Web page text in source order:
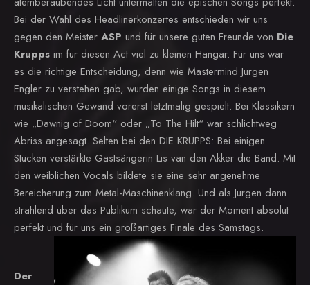
Bei der Wahl des Headlinerkonzertes entschieden wir uns
gegen den Meister ASP und für unsere guten Freunde von Die
Krupps im für diesen Act viel zu kleinen Hangar. Für uns war
es die richtige Entscheidung, denn wie Mastermind Jurgen
Engler zu verstehen gab, wurden einige Songs in diesem
musikalischen Gewand vorerst letztmalig gespielt. Bei Klassikern
wie „Dawnig of Doom“ oder „To The Hilt“ war schlichtweg
Abriss angesagt. Selten bei den DIE KRUPPS: Bei einigen
Stücken verstärkte Gastsängerin Lis van den Akker die Band. Mit
den weiblichen Vocals bildete sie eine sehr angenehme
Bereicherung zum Metal-Maschinenklang. Und als Jurgen dann
strahlend über das Publikum schaute, war der Moment absolut
perfekt und für uns ein großartiges Finale des Samstags.
Der